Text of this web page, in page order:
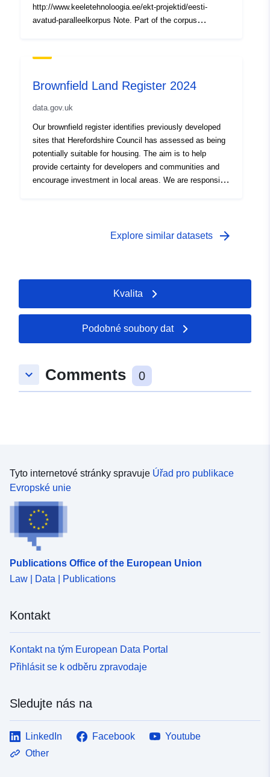
http://www.keeletehnoloogia.ee/ekt-projektid/eesti-
avatud-paralleelkorpus Note. Part of the corpus
Brownfield Land Register 2024
data.gov.uk
Our brownfield register identifies previously developed
sites that Herefordshire Council has assessed as being
potentially suitable for housing. The aim is to help
provide certainty for developers and communities and
encourage investment in local areas. We are responsible
Explore similar datasets arrow_forward
Kvalita
Podobné soubory dat
keyboard_arrow_down Comments 0
Tyto internetové stránky spravuje Úřad pro publikace
Evropské unie
Publications Office of the European Union
Law | Data | Publications
Kontakt
Kontakt na tým European Data Portal
Přihlásit se k odběru zpravodaje
Sledujte nás na
LinkedIn Facebook
Youtube
Other